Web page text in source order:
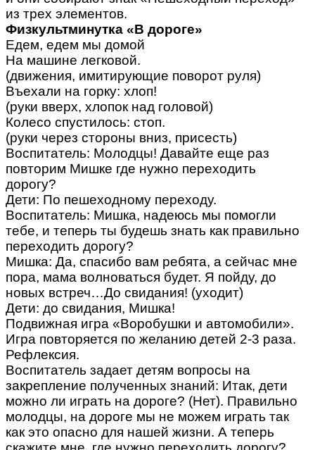
из трех элементов.
Физкультминутка «В дороге»
Едем, едем мы домой
На машине легковой.
(движения, имитирующие поворот руля)
Въехали на горку: хлоп!
(руки вверх, хлопок над головой)
Колесо спустилось: стоп.
(руки через стороны вниз, присесть)
Воспитатель: Молодцы! Давайте еще раз
повторим Мишке где нужно переходить
дорогу?
Дети: По пешеходному переходу.
Воспитатель: Мишка, надеюсь мы помогли
тебе, и теперь ты будешь знать как правильно
переходить дорогу?
Мишка: Да, спасибо вам ребята, а сейчас мне
пора, мама волноваться будет. Я пойду, до
новых встреч…До свидания! (уходит)
Дети: до свидания, Мишка!
Подвижная игра «Воробушки и автомобили».
Игра повторяется по желанию детей 2-3 раза.
Рефлексия.
Воспитатель задает детям вопросы на
закрепление полученных знаний: Итак, дети
можно ли играть на дороге? (Нет). Правильно
молодцы, на дороге мы не можем играть так
как это опасно для нашей жизни. А теперь